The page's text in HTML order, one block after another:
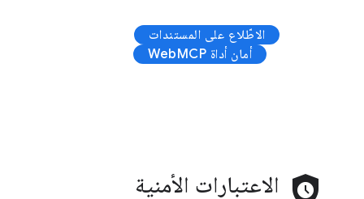
الاطّلاع على المستندات
أمان أداة WebMCP
safety_check الاعتبارات الأمنية